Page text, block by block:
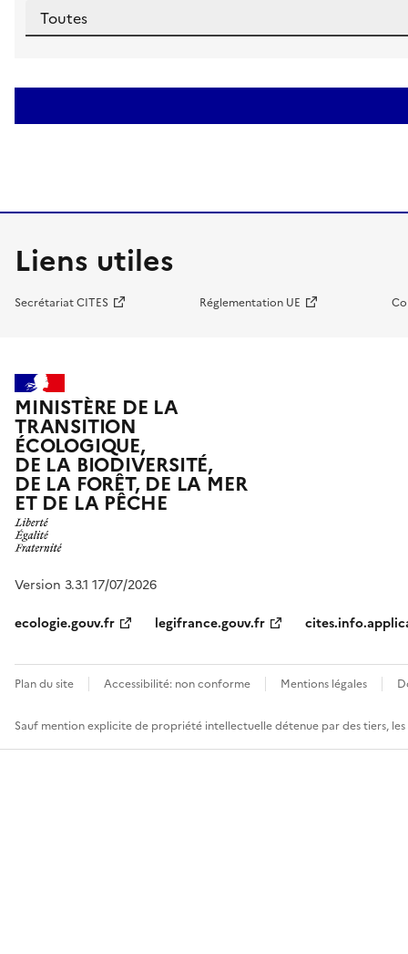
Liens utiles
Secrétariat CITES Réglementation UE
MINISTÈRE DE LA
TRANSITION
ÉCOLOGIQUE,
DE LA BIODIVERSITÉ,
DE LA FORÊT, DE LA MER
ET DE LA PÊCHE
Version 3.3.1 17/07/2026
ecologie.gouv.fr
legifrance.gouv.fr
Plan du site Accessibilité: non conforme Mentions légales
Sauf mention explicite de propriété intellectuelle détenue par des tiers,